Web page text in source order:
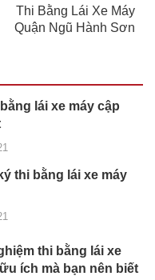
Thi Bằng Lái Xe Máy
Quận Ngũ Hành Sơn
lái xe máy cập
thi bằng lái xe máy
thi bằng lái xe
ích mà bạn nên biết